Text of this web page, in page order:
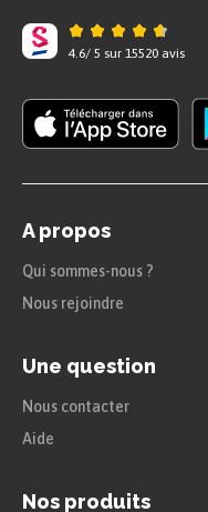
4.6/ 5 sur 15520 avis
A propos
Qui sommes-nous ?
Nous rejoindre
Une question
Nous contacter
Aide
Nos produits